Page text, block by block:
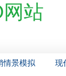
站
情景模拟 现